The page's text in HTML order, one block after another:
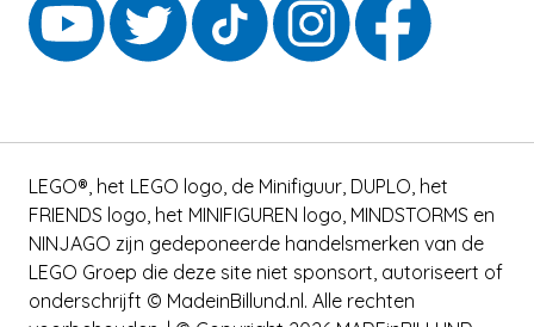
LEGO®, het LEGO logo, de Minifiguur, DUPLO, het
FRIENDS logo, het MINIFIGUREN logo, MINDSTORMS en
NINJAGO zijn gedeponeerde handelsmerken van de
LEGO Groep die deze site niet sponsort, autoriseert of
onderschrijft © MadeinBillund.nl. Alle rechten